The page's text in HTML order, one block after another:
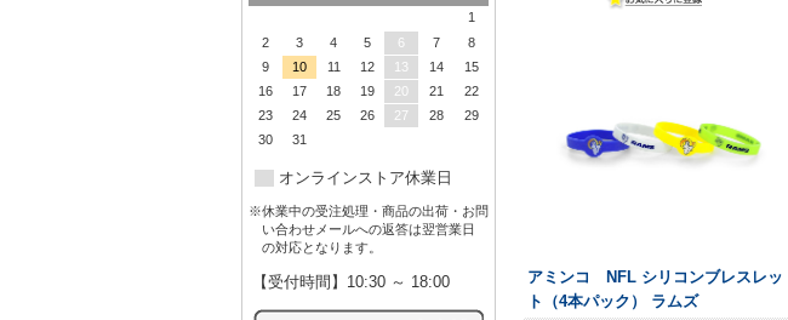
1
2
3 4 5 6 7
8
9
10 11 12 13 14
15
16
17 18 19 20 21
22
23
24 25 26 27 28
29
30
31
オンラインストア休業日
※休業中の受注処理・商品の出荷・お問
い合わせメールへの返答は翌営業日
の対応となります。
【受付時間】10:30 ～ 18:00
アミンコ NFL シリコンブレスレッ
ト（4本パック） ラムズ